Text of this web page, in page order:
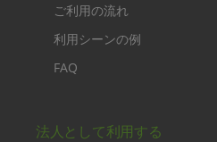
ご利用の流れ
利用シーンの例
FAQ
法人として利用する